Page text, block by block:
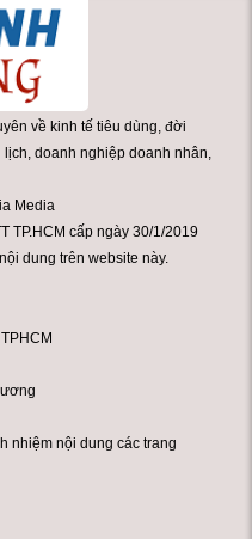
về kinh tế tiêu dùng, đời
doanh nghiệp doanh nhân,
Media
TP.HCM cấp ngày 30/1/2019
dung trên website này.
nhiệm nội dung các trang